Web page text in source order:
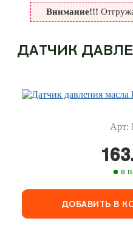
Внимание!!!
ДАТЧИК
Арт:
в
ДОБАВИТЬ В